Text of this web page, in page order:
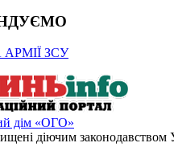
ЗСУ
дім «ОГО»
діючим законодавством